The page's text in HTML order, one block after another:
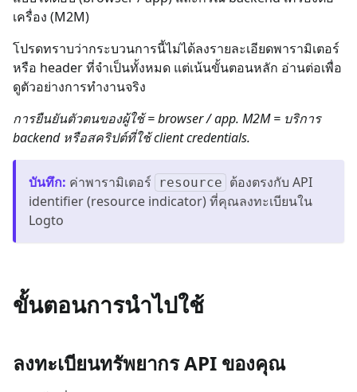
เครื่อง (M2M)
โปรดทราบว่ากระบวนการนี้ไม่ได้ลงรายละเอียดพารามิเตอร์
หรือ header ที่จำเป็นทั้งหมด แต่เน้นขั้นตอนหลัก อ่านต่อเพื่อ
ดูตัวอย่างการทำงานจริง
การยืนยันตัวตนของผู้ใช้ = browser / app. M2M = บริการ
backend หรือสคริปต์ที่ใช้ client credentials.
บันทึก: ค่าพารามิเตอร์ resource ต้องตรงกับ API
identifier (resource indicator) ที่คุณลงทะเบียนใน
Logto
ขั้นตอนการนำไปใช้
ลงทะเบียนทรัพยากร API ของคุณ